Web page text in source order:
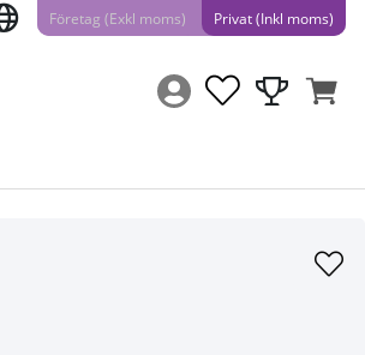
Företag (Exkl moms) Privat (Inkl moms)